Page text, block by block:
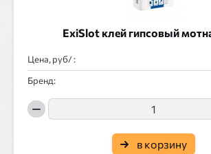
ExiSlot клей гипсовый
Цена, руб/ :
Бренд:
в корзину